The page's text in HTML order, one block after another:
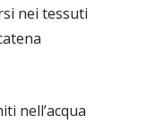
nei tessuti
nell’acqua